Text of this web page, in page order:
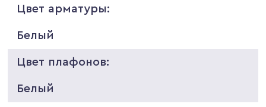
Цвет арматуры:
Белый
Цвет плафонов:
Белый